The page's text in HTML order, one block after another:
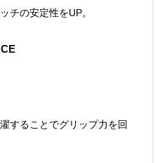
チの安定性をUP。
することでグリップ力を回